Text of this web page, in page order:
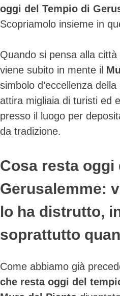
oggi del Tempio di
Scopriamolo insieme in
Quando si pensa alla
viene subito in mente il
simbolo d’eccellenza
attira migliaia di turisti ed
presso il luogo per
da tradizione.
Cosa resta oggi
Gerusalemme:
lo ha distrutto,
soprattutto
Come abbiamo già
che resta oggi del